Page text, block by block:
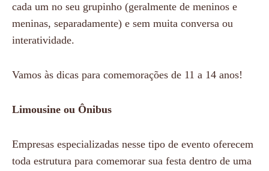
cada um no seu grupinho (geralmente de meninos e
meninas, separadamente) e sem muita conversa ou
interatividade.
Vamos às dicas para comemorações de 11 a 14 anos!
Limousine ou Ônibus
Empresas especializadas nesse tipo de evento oferecem
toda estrutura para comemorar sua festa dentro de uma